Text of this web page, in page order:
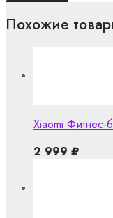
Похожие
Xiaomi Фитнес-
2 999 ₽